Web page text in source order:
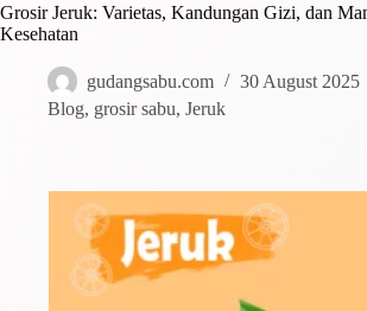
Grosir Jeruk: Varietas, Kandungan Gizi, dan
Kesehatan
gudangsabu.com
30 August 2025
Blog, grosir sabu, Jeruk